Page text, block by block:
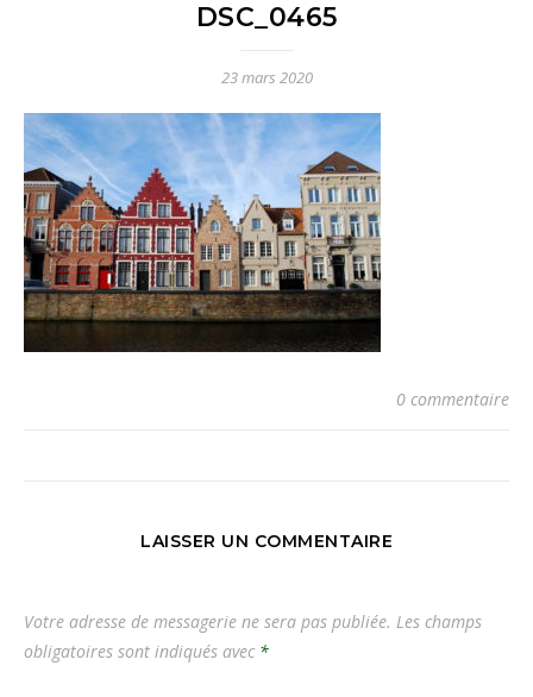
DSC_0465
23 mars 2020
0 commentaire
LAISSER UN COMMENTAIRE
Votre adresse de messagerie ne sera pas publiée. Les champs
obligatoires sont indiqués avec *